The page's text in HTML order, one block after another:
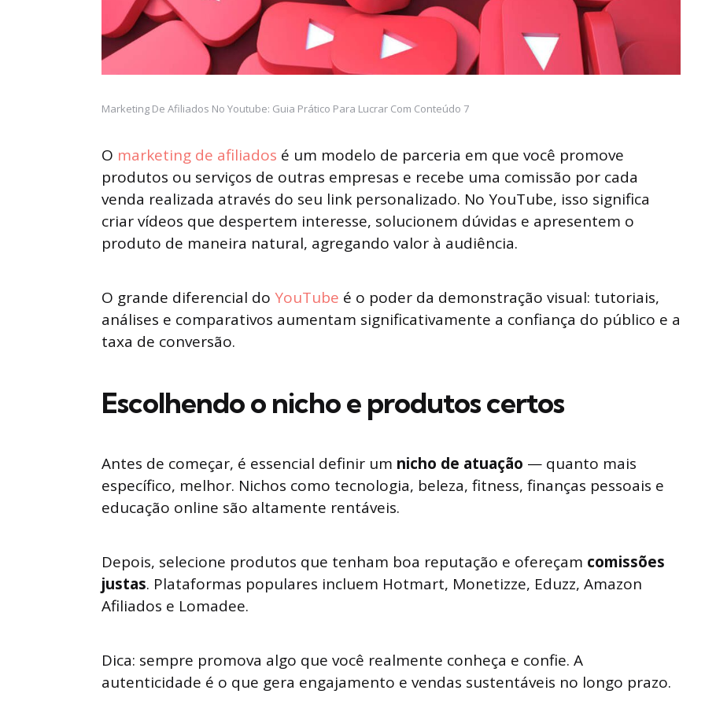
Marketing De Afiliados No Youtube: Guia Prático Para Lucrar Com Conteúdo 7
O marketing de afiliados é um modelo de parceria em que você promove
produtos ou serviços de outras empresas e recebe uma comissão por cada
venda realizada através do seu link personalizado. No YouTube, isso significa
criar vídeos que despertem interesse, solucionem dúvidas e apresentem o
produto de maneira natural, agregando valor à audiência.
O grande diferencial do YouTube é o poder da demonstração visual: tutoriais,
análises e comparativos aumentam significativamente a confiança do público e a
taxa de conversão.
Escolhendo o nicho e produtos certos
Antes de começar, é essencial definir um nicho de atuação — quanto mais
específico, melhor. Nichos como tecnologia, beleza, fitness, finanças pessoais e
educação online são altamente rentáveis.
Depois, selecione produtos que tenham boa reputação e ofereçam comissões
justas. Plataformas populares incluem Hotmart, Monetizze, Eduzz, Amazon
Afiliados e Lomadee.
Dica: sempre promova algo que você realmente conheça e confie. A
autenticidade é o que gera engajamento e vendas sustentáveis no longo prazo.